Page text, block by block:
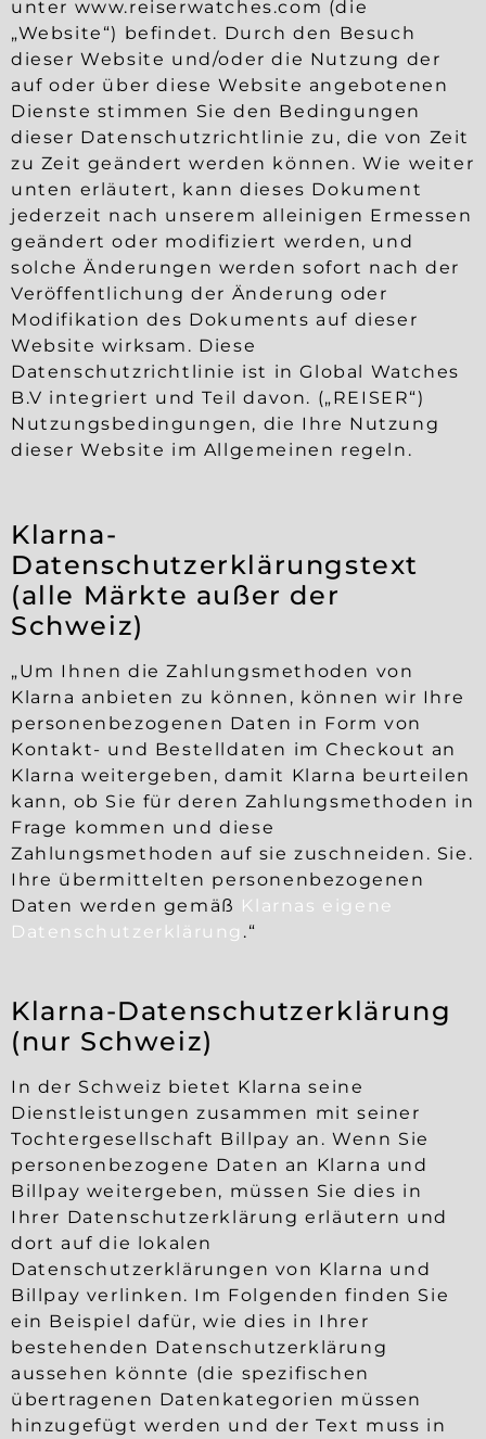
unter www.reiserwatches.com (die
„Website“) befindet. Durch den Besuch
dieser Website und/oder die Nutzung der
auf oder über diese Website angebotenen
Dienste stimmen Sie den Bedingungen
dieser Datenschutzrichtlinie zu, die von Zeit
zu Zeit geändert werden können. Wie weiter
unten erläutert, kann dieses Dokument
jederzeit nach unserem alleinigen Ermessen
geändert oder modifiziert werden, und
solche Änderungen werden sofort nach der
Veröffentlichung der Änderung oder
Modifikation des Dokuments auf dieser
Website wirksam. Diese
Datenschutzrichtlinie ist in Global Watches
B.V integriert und Teil davon. („REISER“)
Nutzungsbedingungen, die Ihre Nutzung
dieser Website im Allgemeinen regeln.
Klarna-
Datenschutzerklärungstext
(alle Märkte außer der
Schweiz)
„Um Ihnen die Zahlungsmethoden von
Klarna anbieten zu können, können wir Ihre
personenbezogenen Daten in Form von
Kontakt- und Bestelldaten im Checkout an
Klarna weitergeben, damit Klarna beurteilen
kann, ob Sie für deren Zahlungsmethoden in
Frage kommen und diese
Zahlungsmethoden auf sie zuschneiden. Sie.
Ihre übermittelten personenbezogenen
Daten werden gemäß Klarnas eigene
Datenschutzerklärung .“
Klarna-Datenschutzerklärung
(nur Schweiz)
In der Schweiz bietet Klarna seine
Dienstleistungen zusammen mit seiner
Tochtergesellschaft Billpay an. Wenn Sie
personenbezogene Daten an Klarna und
Billpay weitergeben, müssen Sie dies in
Ihrer Datenschutzerklärung erläutern und
dort auf die lokalen
Datenschutzerklärungen von Klarna und
Billpay verlinken. Im Folgenden finden Sie
ein Beispiel dafür, wie dies in Ihrer
bestehenden Datenschutzerklärung
aussehen könnte (die spezifischen
übertragenen Datenkategorien müssen
hinzugefügt werden und der Text muss in